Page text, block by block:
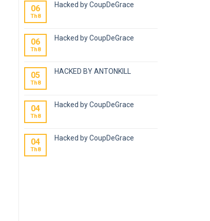
06
Th8
Hacked by CoupDeGrace
06
Th8
Hacked by CoupDeGrace
05
Th8
HACKED BY ANTONKILL
04
Th8
Hacked by CoupDeGrace
04
Th8
Hacked by CoupDeGrace